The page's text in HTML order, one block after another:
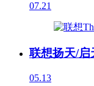
07.21
联想扬天/启
05.13